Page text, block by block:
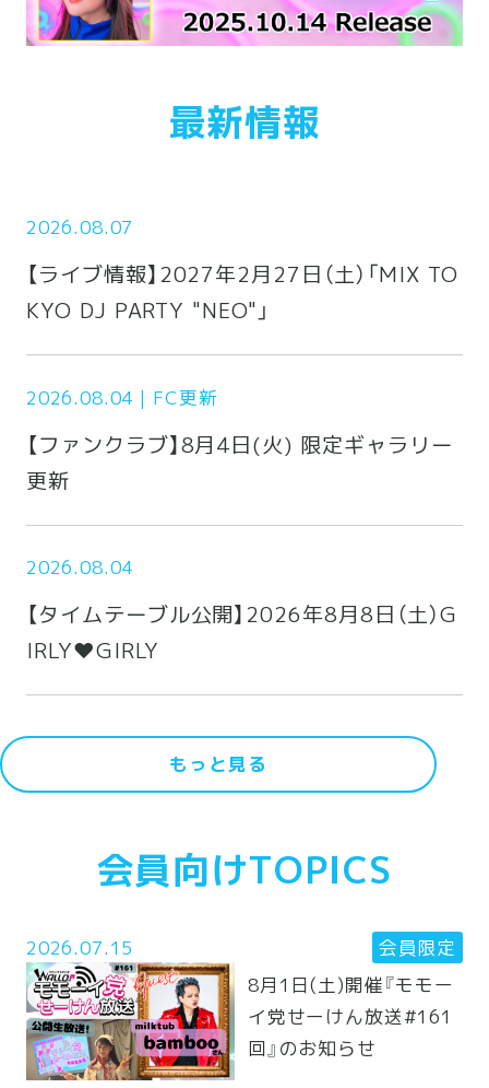
最新情報
もっと見る
2026.08.07
【ライブ情報】2027年2月27日（土）「MIX TO
KYO DJ PARTY "NEO"」
2026.08.04 FC更新
【ファンクラブ】8月4日(火) 限定ギャラリー
更新
2026.08.04
【タイムテーブル公開】2026年8月8日（土）G
IRLY❤︎GIRLY
会員向けTOPICS
2026.07.15
会員限定
8月1日(土)開催『モモー
イ党せーけん放送#161
回』のお知らせ